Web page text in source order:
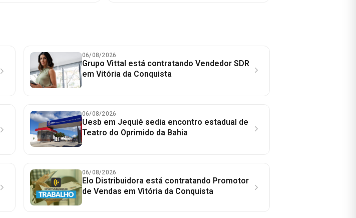
06/08/2026
Grupo Vittal está contratando Vendedor SDR
em Vitória da Conquista
06/08/2026
Uesb em Jequié sedia encontro estadual de
Teatro do Oprimido da Bahia
06/08/2026
Elo Distribuidora está contratando Promotor
de Vendas em Vitória da Conquista